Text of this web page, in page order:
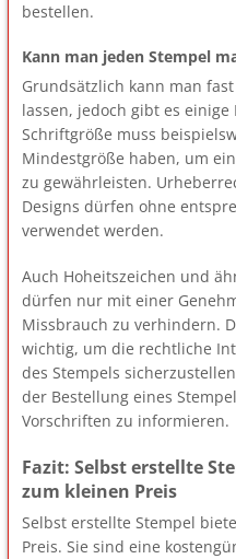
bestellen.
Kann man jeden Stempel
Grundsätzlich kann man
lassen, jedoch gibt es einige
Schriftgröße muss
Mindestgröße haben, um
zu gewährleisten.
Designs dürfen ohne
verwendet werden.
Auch Hoheitszeichen und
dürfen nur mit einer
Missbrauch zu verhindern.
wichtig, um die rechtliche
des Stempels
der Bestellung eines
Vorschriften zu informieren.
Fazit: Selbst erstellte
zum kleinen Preis
Selbst erstellte Stempel
Preis. Sie sind eine